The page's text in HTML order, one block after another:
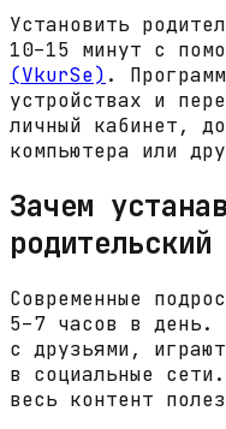
Установить
10–15 минут с
(VkurSe) .
устройствах и
личный кабинет,
компьютера или
Зачем
Современные
5–7 часов в день.
с друзьями,
в социальные
весь контент